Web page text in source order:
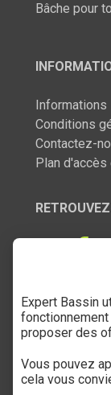
Bâche pour
Informations
Conditions
Contactez-
Plan
SERVICE
03 27 89
Du mardi au
Expert Bassin
proposer des
Vous pouvez
cela vous